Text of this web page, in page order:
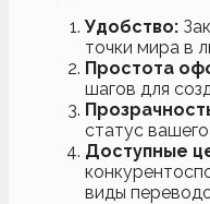
Удобство:
точки мира в
Простота
шагов для
статус
Доступные
виды